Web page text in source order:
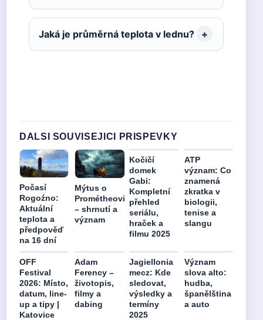
Jaká je průměrná teplota v lednu?
DALSI SOUVISEJICI PRISPEVKY
Počasí
Rogoźno:
Aktuální
teplota a
předpověď
na 16 dní
Mýtus o
Prométheovi
– shrnutí a
význam
Kočičí
domek
Gabi:
Kompletní
přehled
seriálu,
hraček a
filmu 2025
ATP
význam: Co
znamená
zkratka v
biologii,
tenise a
slangu
OFF
Festival
2026: Místo,
datum, line-
up a tipy |
Katovice
Adam
Ferency –
životopis,
filmy a
dabing
Jagiellonia
mecz: Kde
sledovat,
výsledky a
termíny
2025
Význam
slova alto:
hudba,
španělština
a auto